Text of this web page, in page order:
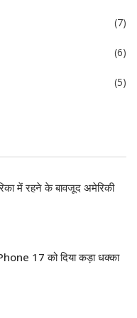
(7)
(6)
(5)
में रहने के बावजूद अमेरिकी
17 को दिया कड़ा धक्का